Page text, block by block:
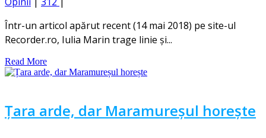
Într-un articol apărut recent (14 mai 2018) pe site-ul
Recorder.ro, Iulia Marin trage linie și...
Read More
Țara arde, dar Maramureșul horește